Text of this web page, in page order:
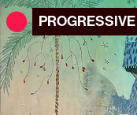
PROGRESSIVE